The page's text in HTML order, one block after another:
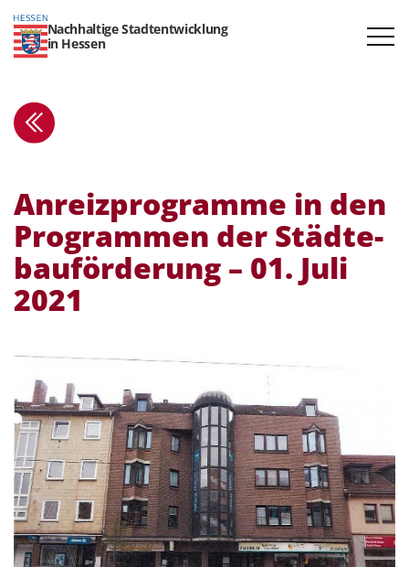
Nachhaltige Stadtentwicklung
in Hessen
Anreiz­pro­gramme in den
Programmen der Städte­
bau­för­derung – 01. Juli
2021